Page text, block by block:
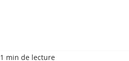
1 min de lecture